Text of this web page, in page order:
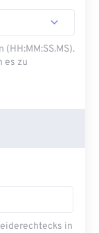
es zu
​​in